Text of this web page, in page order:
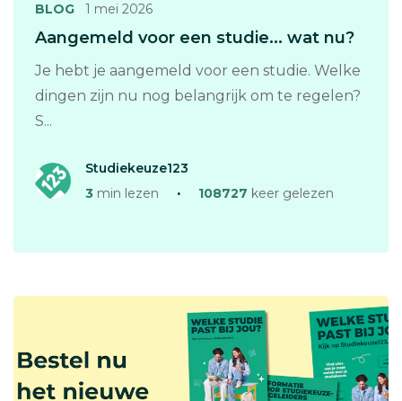
Aangemeld voor een studie... wat nu?
BLOG 1 mei 2026
Je hebt je aangemeld voor een studie. Welke
dingen zijn nu nog belangrijk om te regelen?
S...
Auteur:
Studiekeuze123
3 min lezen · 108727 keer gelezen